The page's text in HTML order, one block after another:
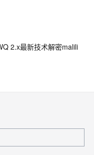
2.x最新技术解密malili